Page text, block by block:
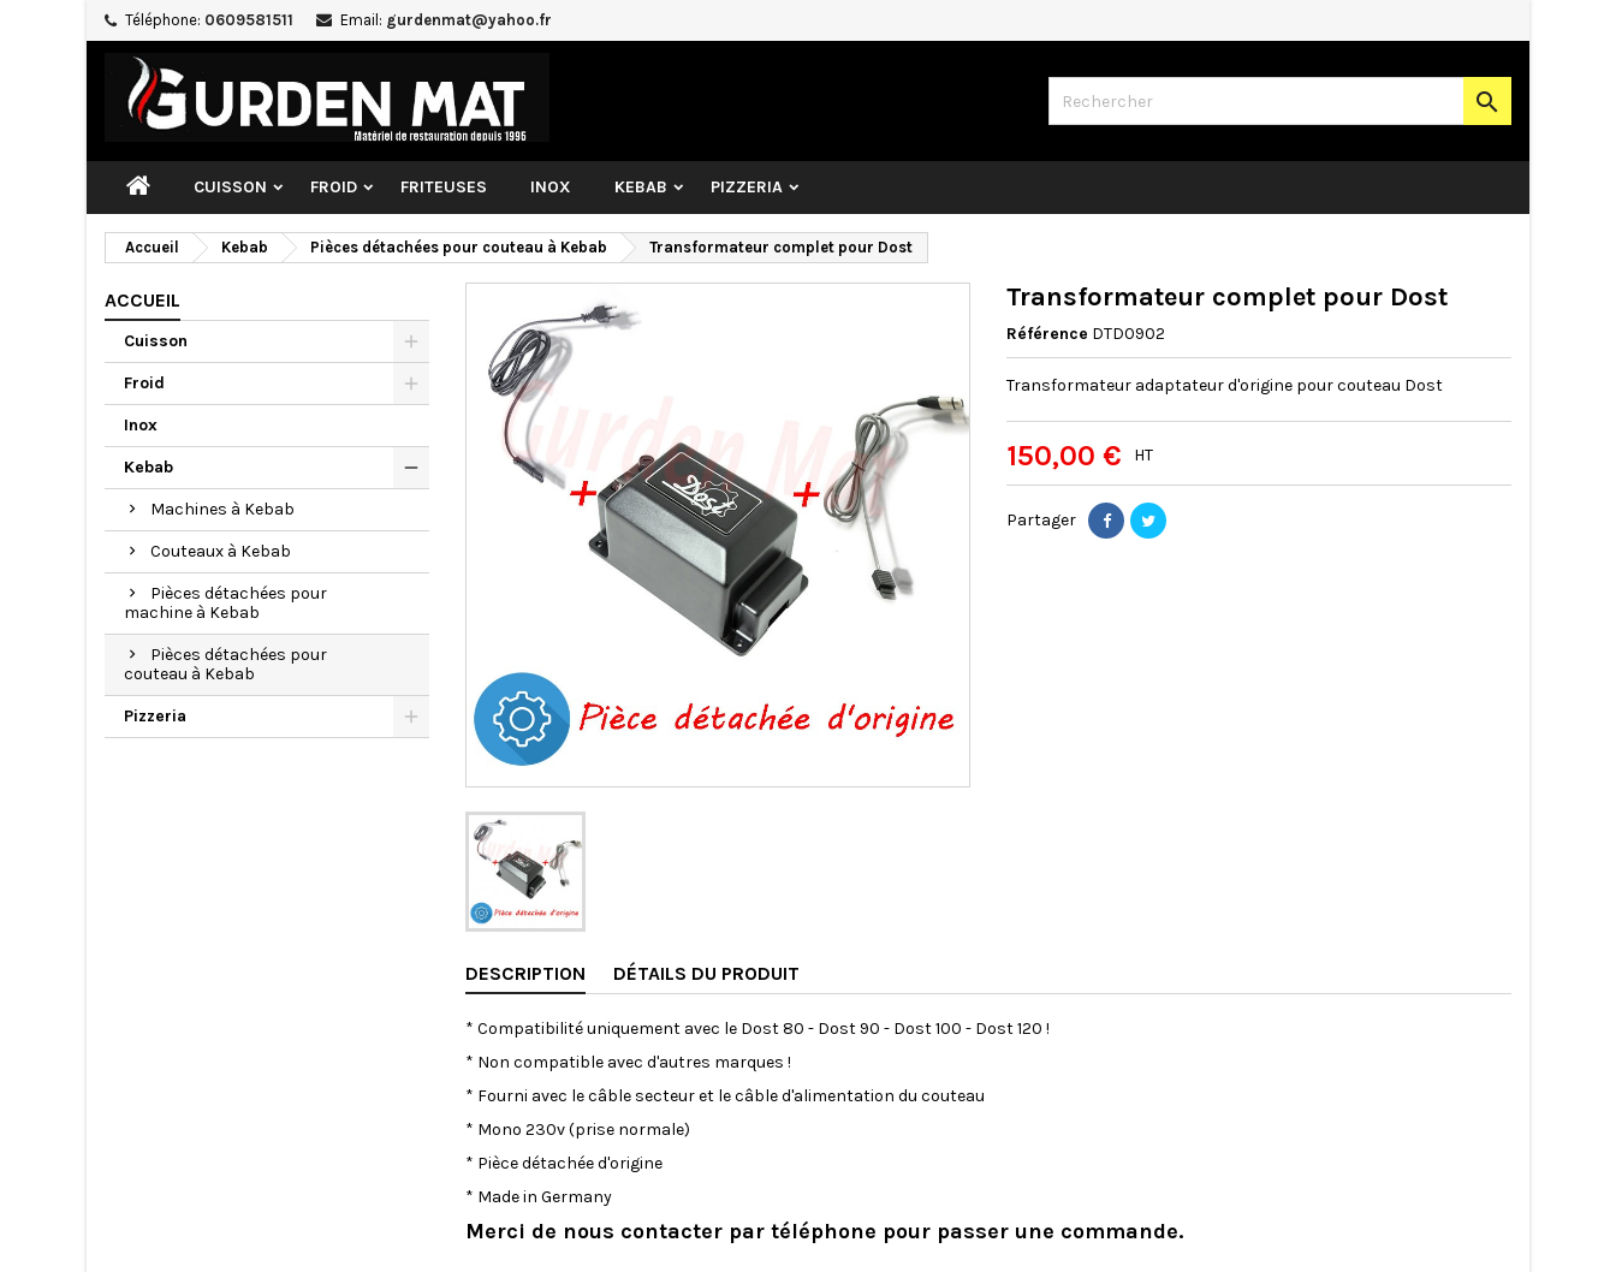
Téléphone: 0609581511 Email: gurdenmat@yahoo.fr

CUISSON FROID FRITEUSES INOX KEBAB PIZZERIA
Accueil Kebab Pièces détachées pour couteau à Kebab Transformateur complet pour Dost
ACCUEIL
Cuisson
Froid
Inox
Kebab
Machines à Kebab
Couteaux à Kebab
Pièces détachées pour
machine à Kebab
Pièces détachées pour
couteau à Kebab
Pizzeria
Transformateur complet pour Dost
Référence DTD0902
Transformateur adaptateur d'origine pour couteau Dost
150,00 € HT
Partager
DESCRIPTION DÉTAILS DU PRODUIT
* Compatibilité uniquement avec le Dost 80 - Dost 90 - Dost 100 - Dost 120 !
* Non compatible avec d'autres marques !
* Fourni avec le câble secteur et le câble d'alimentation du couteau
* Mono 230v (prise normale)
* Pièce détachée d'origine
* Made in Germany
Merci de nous contacter par téléphone pour passer une commande.